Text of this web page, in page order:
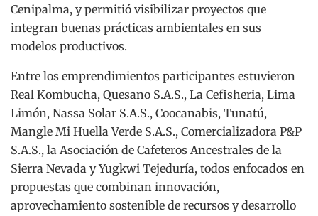
Cenipalma, y permitió visibilizar proyectos que
integran buenas prácticas ambientales en sus
modelos productivos.
Entre los emprendimientos participantes estuvieron
Real Kombucha, Quesano S.A.S., La Cefisheria, Lima
Limón, Nassa Solar S.A.S., Coocanabis, Tunatú,
Mangle Mi Huella Verde S.A.S., Comercializadora P&P
S.A.S., la Asociación de Cafeteros Ancestrales de la
Sierra Nevada y Yugkwi Tejeduría, todos enfocados en
propuestas que combinan innovación,
aprovechamiento sostenible de recursos y desarrollo